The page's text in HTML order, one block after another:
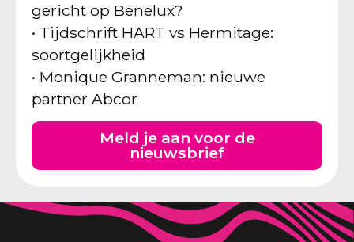
gericht op Benelux?
• Tijdschrift HART vs Hermitage:
soortgelijkheid
• Monique Granneman: nieuwe
partner Abcor
Meld je aan voor de
nieuwsbrief